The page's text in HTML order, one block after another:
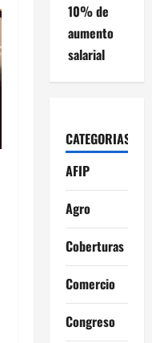
10% de
aumento
salarial
CATEGORIAS
AFIP
Agro
Coberturas
Comercio
Congreso